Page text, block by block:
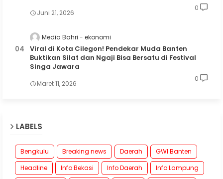
Juni 21, 2026
0
Media Bahri ekonomi
Viral di Kota Cilegon! Pendekar Muda Banten
Buktikan Silat dan Ngaji Bisa Bersatu di Festival
Singa Jawara
Maret 11, 2026
0
LABELS
Bengkulu Breaking news Daerah
GWI Banten
Headline
Info Bekasi Info Daerah
Info Lampung